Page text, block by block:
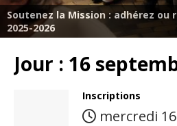
Soutenez la Mission : adhérez ou
2025-2026
Jour : 16
Inscriptions
mercredi